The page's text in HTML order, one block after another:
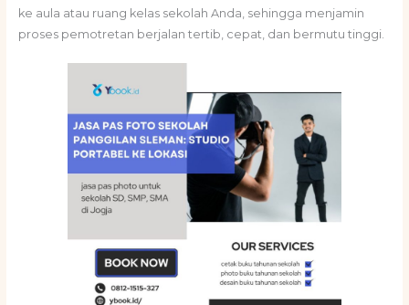
ke aula atau ruang kelas sekolah Anda, sehingga menjamin
proses pemotretan berjalan tertib, cepat, dan bermutu tinggi.